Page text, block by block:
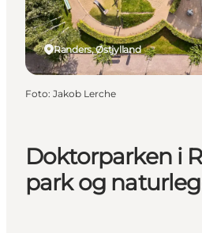
Doktorparken i
park og
Randers, Østjylland
Foto: Jakob Lerche